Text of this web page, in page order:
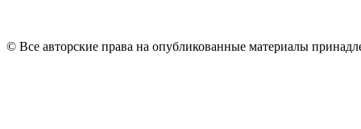
© Все авторские права на опубликованные материалы